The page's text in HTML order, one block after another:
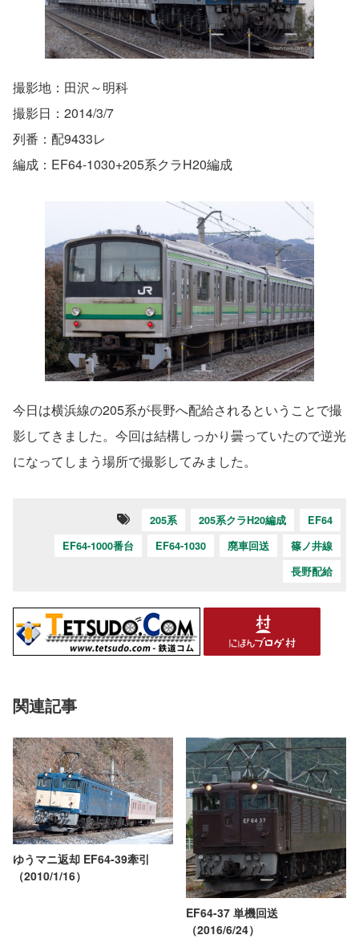
撮影地：田沢～明科
撮影日：2014/3/7
列番：配9433レ
編成：EF64-1030+205系クラH20編成
今日は横浜線の205系が長野へ配給されるということで撮
影してきました。今回は結構しっかり曇っていたので逆光
になってしまう場所で撮影してみました。
205系 205系クラH20編成
EF64
EF64-1000番台
EF64-1030 廃車回送
篠ノ井線
長野配給
関連記事
ゆうマニ返却 EF64-39牽引
（2010/1/16）
EF64-37 単機回送
（2016/6/24）